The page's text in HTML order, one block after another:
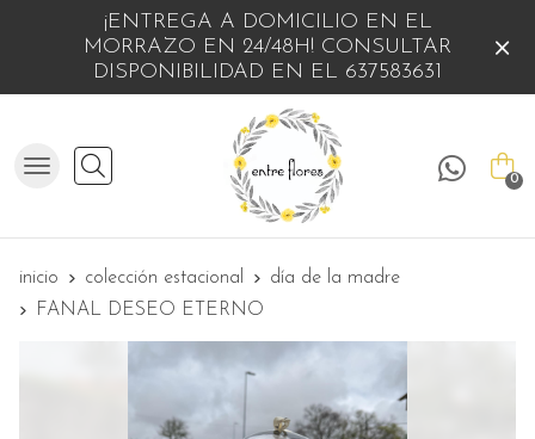
¡ENTREGA A DOMICILIO EN EL
MORRAZO EN 24/48H! CONSULTAR
DISPONIBILIDAD EN EL 637583631
Buscar 0
inicio colección estacional
día de la madre
FANAL DESEO ETERNO